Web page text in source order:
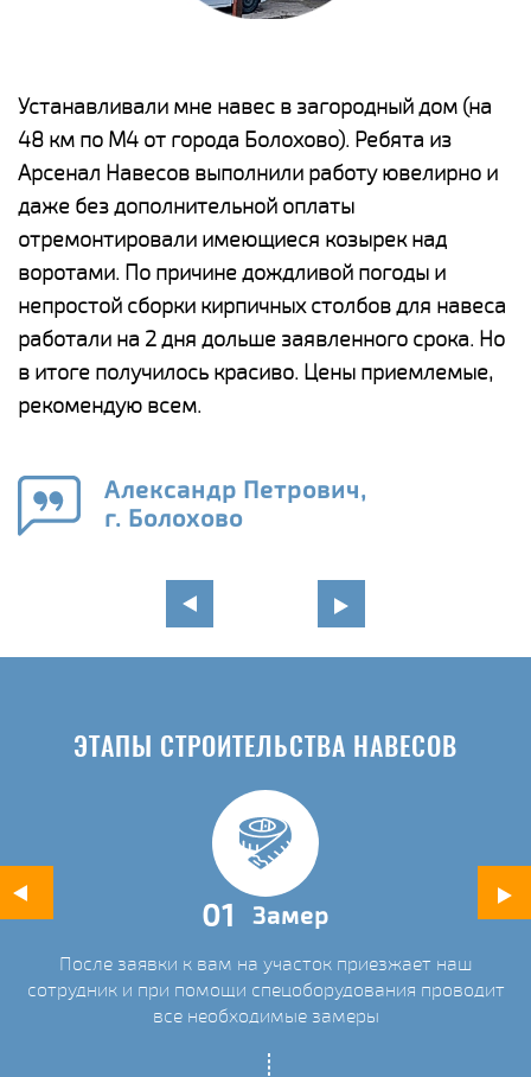
Устанавливали мне навес в загородный дом (на
48 км по М4 от города Болохово). Ребята из
Арсенал Навесов выполнили работу ювелирно и
даже без дополнительной оплаты
отремонтировали имеющиеся козырек над
воротами. По причине дождливой погоды и
непростой сборки кирпичных столбов для навеса
работали на 2 дня дольше заявленного срока. Но
в итоге получилось красиво. Цены приемлемые,
рекомендую всем.
Александр Петрович,
г. Болохово
ЭТАПЫ СТРОИТЕЛЬСТВА НАВЕСОВ
01 Замер
После заявки к вам на участок приезжает наш
сотрудник и при помощи спецоборудования проводит
все необходимые замеры